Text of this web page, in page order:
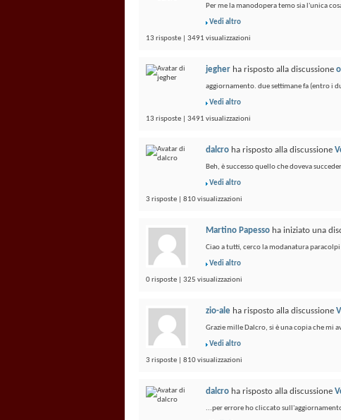
Per me la manodopera temo sia l'unica
Vedi altro
13 risposte | 3491 visualizzazioni
jegher ha risposto alla discussione
aggiornamento. due settimane fa (entro i
Vedi altro
13 risposte | 3491 visualizzazioni
dalcro ha risposto alla discussione
Beh, è successo quello che doveva
Vedi altro
3 risposte | 810 visualizzazioni
Martino Papesso ha iniziato una
Ciao a tutti, cerco la modanatura
Vedi altro
0 risposte | 325 visualizzazioni
zio-ale ha risposto alla discussione
Grazie mille Dalcro, si è una copia che mi
Vedi altro
3 risposte | 810 visualizzazioni
dalcro ha risposto alla discussione
...per errore ho cliccato